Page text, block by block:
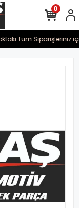
Tüm Siparişleriniz
0